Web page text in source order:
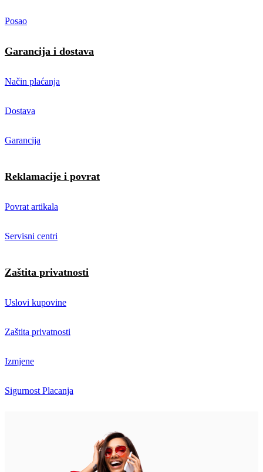
Posao
Garancija i dostava
Način plaćanja
Dostava
Garancija
Reklamacije i povrat
Povrat artikala
Servisni centri
Zaštita privatnosti
Uslovi kupovine
Zaštita privatnosti
Izmjene
Sigurnost Placanja